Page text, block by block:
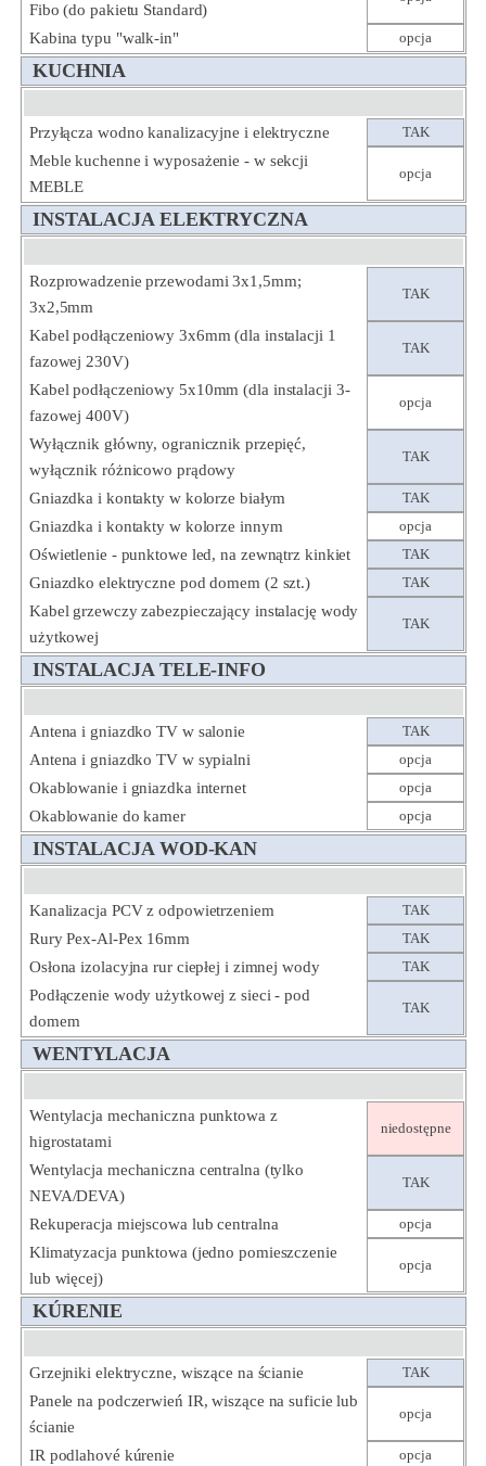
Fibo (do pakietu Standard)
Kabina typu "walk-in" opcja
KUCHNIA
Przyłącza wodno kanalizacyjne i elektryczne TAK
Meble kuchenne i wyposażenie - w sekcji
MEBLE
opcja
INSTALACJA ELEKTRYCZNA
Rozprowadzenie przewodami 3x1,5mm;
3x2,5mm
TAK
Kabel podłączeniowy 3x6mm (dla instalacji 1
fazowej 230V)
TAK
Kabel podłączeniowy 5x10mm (dla instalacji 3-
fazowej 400V)
opcja
Wyłącznik główny, ogranicznik przepięć,
wyłącznik różnicowo prądowy
TAK
Gniazdka i kontakty w kolorze białym TAK
Gniazdka i kontakty w kolorze innym opcja
Oświetlenie - punktowe led, na zewnątrz kinkiet TAK
Gniazdko elektryczne pod domem (2 szt.) TAK
Kabel grzewczy zabezpieczający instalację wody
użytkowej
TAK
INSTALACJA TELE-INFO
Antena i gniazdko TV w salonie TAK
Antena i gniazdko TV w sypialni opcja
Okablowanie i gniazdka internet opcja
Okablowanie do kamer opcja
INSTALACJA WOD-KAN
Kanalizacja PCV z odpowietrzeniem TAK
Rury Pex-Al-Pex 16mm TAK
Osłona izolacyjna rur ciepłej i zimnej wody TAK
Podłączenie wody użytkowej z sieci - pod
domem
TAK
WENTYLACJA
Wentylacja mechaniczna punktowa z
higrostatami
niedostępne
Wentylacja mechaniczna centralna (tylko
NEVA/DEVA)
TAK
Rekuperacja miejscowa lub centralna opcja
Klimatyzacja punktowa (jedno pomieszczenie
lub więcej)
opcja
KÚRENIE
Grzejniki elektryczne, wiszące na ścianie TAK
Panele na podczerwień IR, wiszące na suficie lub
ścianie
opcja
IR podlahové kúrenie opcja